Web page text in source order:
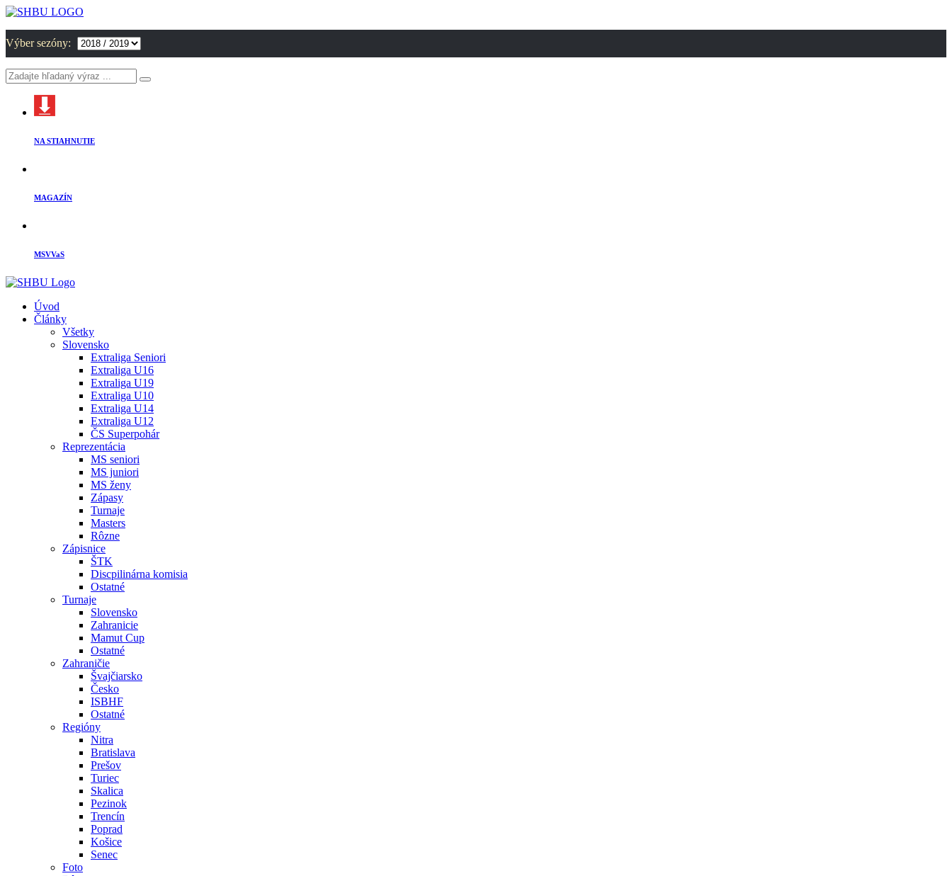
Výber sezóny:
NA STIAHNUTIE
MAGAZÍN
MSVVaS
Úvod
Články
Všetky
Slovensko
Extraliga Seniori
Extraliga U16
Extraliga U19
Extraliga U10
Extraliga U14
Extraliga U12
ČS Superpohár
Reprezentácia
MS seniori
MS juniori
MS ženy
Zápasy
Turnaje
Masters
Rôzne
Zápisnice
ŠTK
Discpilinárna komisia
Ostatné
Turnaje
Slovensko
Zahranicie
Mamut Cup
Ostatné
Zahraničie
Švajčiarsko
Česko
ISBHF
Ostatné
Regióny
Nitra
Bratislava
Prešov
Turiec
Skalica
Pezinok
Trencín
Poprad
Košice
Senec
Foto